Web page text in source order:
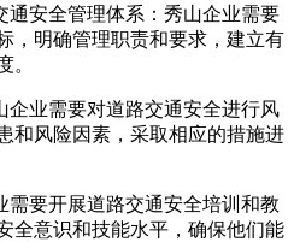
通安全管理体系：秀山企业需要
，明确管理职责和要求，建立有
。
企业需要对道路交通安全进行风
和风险因素，采取相应的措施进
需要开展道路交通安全培训和教
全意识和技能水平，确保他们能